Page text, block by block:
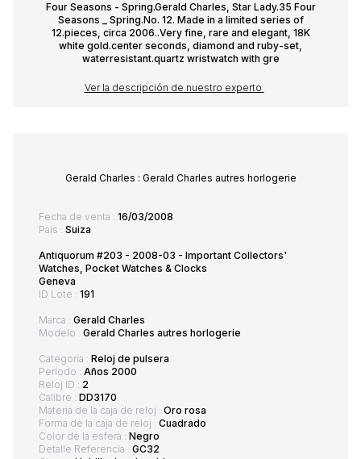
Four Seasons - Spring.Gerald Charles, Star Lady.35 Four
Seasons _ Spring.No. 12. Made in a limited series of
12.pieces, circa 2006..Very fine, rare and elegant, 18K
white gold.center seconds, diamond and ruby-set,
waterresistant.quartz wristwatch with gre
Ver la descripción de nuestro experto
Gerald Charles : Gerald Charles autres horlogerie
Fecha de venta : 16/03/2008
País : Suiza
Antiquorum #203 - 2008-03 - Important Collectors'
Watches, Pocket Watches & Clocks
Geneva
ID Lote : 191
Marca : Gerald Charles
Modelo : Gerald Charles autres horlogerie
Categoría : Reloj de pulsera
Período : Años 2000
Reloj ID : 2
Calibre : DD3170
Materia de la caja de reloj : Oro rosa
Forma de la caja de reloj : Cuadrado
Color de la esfera : Negro
Detalle Referencia : GC32